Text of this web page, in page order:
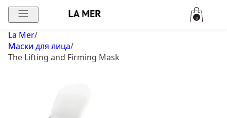
0
La Mer/
Маски для лица/
The Lifting and Firming Mask